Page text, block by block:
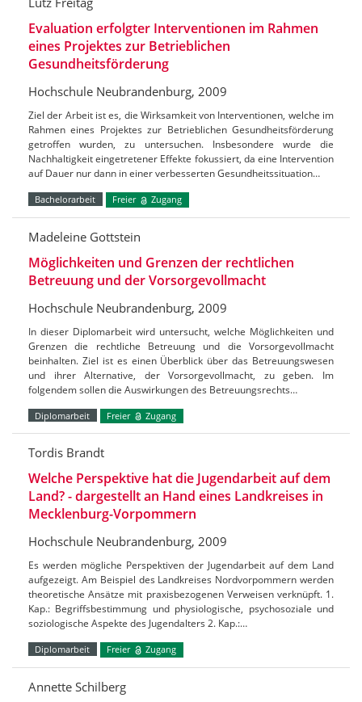
Evaluation erfolgter Interventionen im Rahmen
eines Projektes zur Betrieblichen
Gesundheitsförderung
Hochschule Neubrandenburg, 2009
Ziel der Arbeit ist es, die Wirksamkeit von Interventionen, welche im
Rahmen eines Projektes zur Betrieblichen Gesundheitsförderung
getroffen wurden, zu untersuchen. Insbesondere wurde die
Nachhaltigkeit eingetretener Effekte fokussiert, da eine Intervention
auf Dauer nur dann in einer verbesserten Gesundheitssituation…
Bachelorarbeit Freier Zugang
Madeleine Gottstein
Möglichkeiten und Grenzen der rechtlichen
Betreuung und der Vorsorgevollmacht
Hochschule Neubrandenburg, 2009
In dieser Diplomarbeit wird untersucht, welche Möglichkeiten und
Grenzen die rechtliche Betreuung und die Vorsorgevollmacht
beinhalten. Ziel ist es einen Überblick über das Betreuungswesen
und ihrer Alternative, der Vorsorgevollmacht, zu geben. Im
folgendem sollen die Auswirkungen des Betreuungsrechts…
Diplomarbeit Freier Zugang
Tordis Brandt
Welche Perspektive hat die Jugendarbeit auf dem
Land? - dargestellt an Hand eines Landkreises in
Mecklenburg-Vorpommern
Hochschule Neubrandenburg, 2009
Es werden mögliche Perspektiven der Jugendarbeit auf dem Land
aufgezeigt. Am Beispiel des Landkreises Nordvorpommern werden
theoretische Ansätze mit praxisbezogenen Verweisen verknüpft. 1.
Kap.: Begriffsbestimmung und physiologische, psychosoziale und
soziologische Aspekte des Jugendalters 2. Kap.:…
Diplomarbeit Freier Zugang
Annette Schilberg